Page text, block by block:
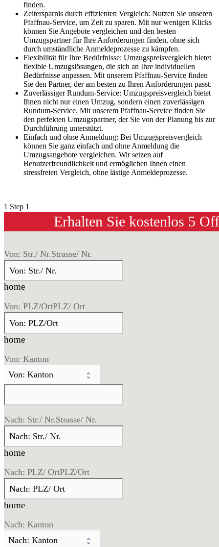
finden.
Zeitersparnis durch effizienten Vergleich: Nutzen Sie unseren
Pfaffnau-Service, um Zeit zu sparen. Mit nur wenigen Klicks
können Sie Angebote vergleichen und den besten
Umzugspartner für Ihre Anforderungen finden, ohne sich
durch umständliche Anmeldeprozesse zu kämpfen.
Flexibilität für Ihre Bedürfnisse: Umzugspreisvergleich bietet
flexible Umzugslösungen, die sich an Ihre individuellen
Bedürfnisse anpassen. Mit unserem Pfaffnau-Service finden
Sie den Partner, der am besten zu Ihren Anforderungen passt.
Zuverlässiger Rundum-Service: Umzugspreisvergleich bietet
Ihnen nicht nur einen Umzug, sondern einen zuverlässigen
Rundum-Service. Mit unserem Pfaffnau-Service finden Sie
den perfekten Umzugspartner, der Sie von der Planung bis zur
Durchführung unterstützt.
Einfach und ohne Anmeldung: Bei Umzugspreisvergleich
können Sie ganz einfach und ohne Anmeldung die
Umzugsangebote vergleichen. Wir setzen auf
Benutzerfreundlichkeit und ermöglichen Ihnen einen
stressfreien Vergleich, ohne lästige Anmeldeprozesse.
1 Step 1
Erhalten Sie kostenlos 5
Von: Str./ Nr.Strasse/ Nr.
home
Von: PLZ/OrtPLZ/ Ort
home
Von: Kanton
Nach: Str./ Nr.Strasse/ Nr.
home
Nach: PLZ/ OrtPLZ/Ort
home
Nach: Kanton